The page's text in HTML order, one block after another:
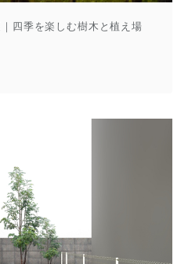
四季を楽しむ樹木と植え場